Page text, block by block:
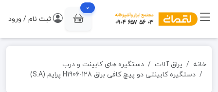
0
ثبت نام / ورود
خانه یراق آلات
دستگیره های کابینت و درب
دستگیره کابینتی دو پیچ کافی براق H1906-128 پرایم (S.A)